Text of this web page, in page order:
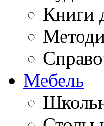
Книги
Мебель